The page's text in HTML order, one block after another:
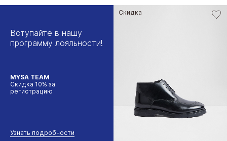
Вступайте в нашу
программу лояльности!
MYSA TEAM
Скидка 10% за
регистрацию
Узнать подробности
Скидка